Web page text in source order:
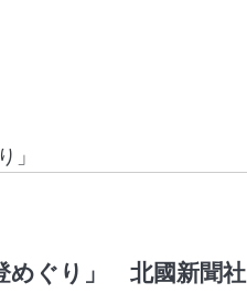
」
めぐり」　北國新聞社